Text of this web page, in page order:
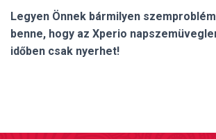
Legyen Önnek bármilyen
benne, hogy az Xperio
időben csak nyerhet!